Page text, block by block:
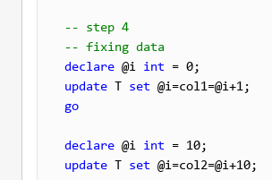
-- step 4
-- fixing data
declare @i int
update T set
go
declare @i int
update T set